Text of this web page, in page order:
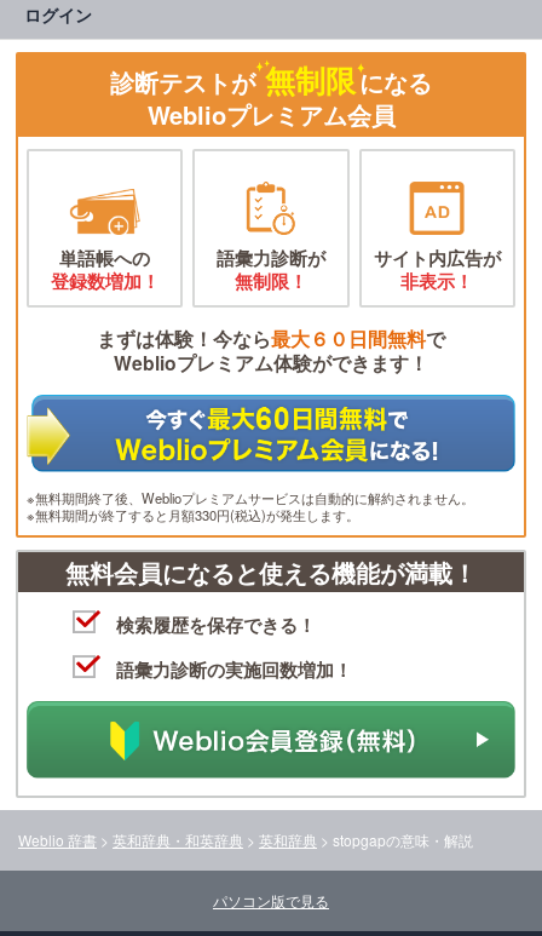
ログイン
診断テストが 無制限になる
Weblioプレミアム会員
単語帳への
登録数増加！
語彙力診断が
無制限！
サイト内広告が
非表示！
まずは体験！今なら最大６０日間無料で
Weblioプレミアム体験ができます！
※無料期間終了後、Weblioプレミアムサービスは自動的に解約されません。
※無料期間が終了すると月額330円(税込)が発生します。
無料会員になると使える機能が満載！
検索履歴を保存できる！
語彙力診断の実施回数増加！
Weblio 辞書 > 英和辞典・和英辞典 > 英和辞典 > stopgapの意味・解説
パソコン版で見る